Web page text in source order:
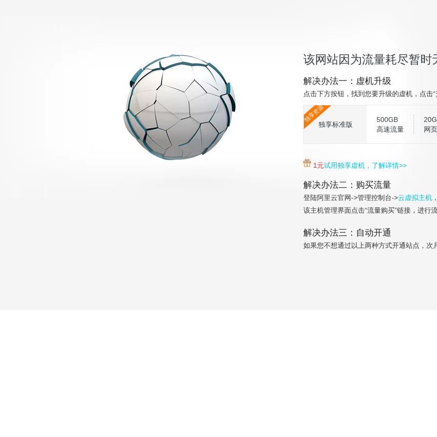
该网站因为流量耗尽暂时
解决办法一：虚机升级
点击下方按钮，找到您要升级的虚机，点击
独享资源
独享标准版
500GB
高速流量
网
1元试用独享虚机，了解详情>>
解决办法二：购买流量
登陆阿里云官网->管理控制台->云虚拟主机
该主机管理界面点击“流量购买”链接，进行
解决办法三：自动开通
如果您不想通过以上两种方式开通站点，次